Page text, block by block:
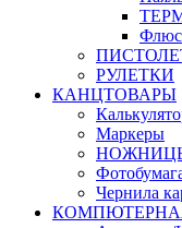
РУЛЕТКИ
КАНЦТОВАРЫ
Маркеры
Чернила